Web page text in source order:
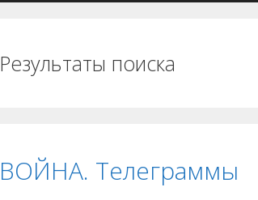
Результаты поиска
ВОЙНА. Телеграммы